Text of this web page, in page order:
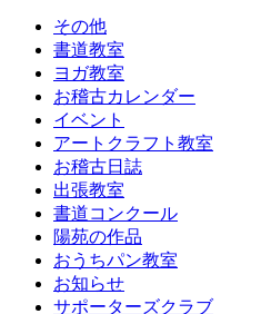
その他
書道教室
ヨガ教室
お稽古カレンダー
イベント
アートクラフト教室
お稽古日誌
出張教室
書道コンクール
陽苑の作品
おうちパン教室
お知らせ
サポーターズクラブ